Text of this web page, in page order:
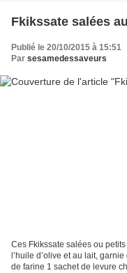
Fkikssate salées
Publié le 20/10/2015 à 15:51
Par sesamedessaveurs
Ces Fkikssate salées ou
l’huile d’olive et au lait,
de farine 1 sachet de levure